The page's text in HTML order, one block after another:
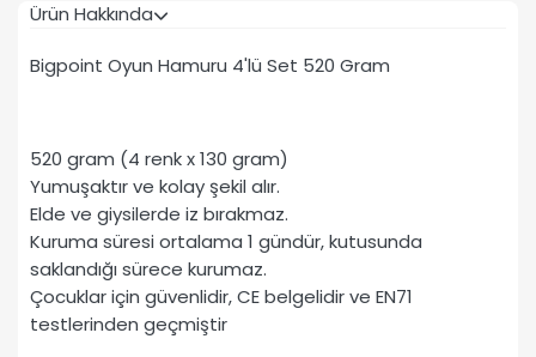
Ürün Hakkında
Bigpoint Oyun Hamuru 4'lü Set 520 Gram
520 gram (4 renk x 130 gram)
Yumuşaktır ve kolay şekil alır.
Elde ve giysilerde iz bırakmaz.
Kuruma süresi ortalama 1 gündür, kutusunda
saklandığı sürece kurumaz.
Çocuklar için güvenlidir, CE belgelidir ve EN71
testlerinden geçmiştir